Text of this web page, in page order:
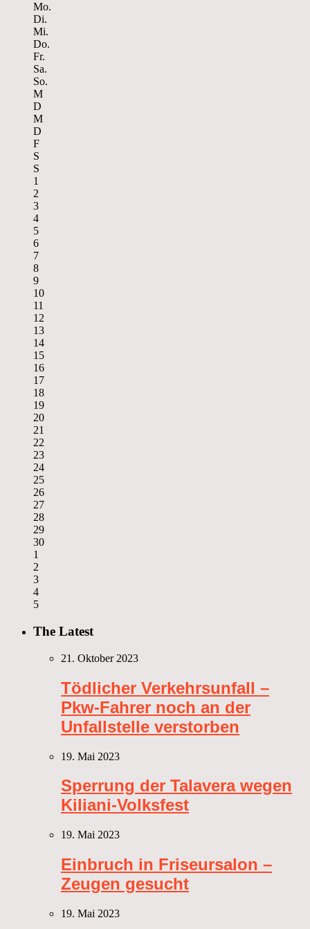
Mo.
Di.
Mi.
Do.
Fr.
Sa.
So.
M
D
M
D
F
S
S
1
2
3
4
5
6
7
8
9
10
11
12
13
14
15
16
17
18
19
20
21
22
23
24
25
26
27
28
29
30
1
2
3
4
5
The Latest
21. Oktober 2023
Tödlicher Verkehrsunfall –
Pkw-Fahrer noch an der
Unfallstelle verstorben
19. Mai 2023
Sperrung der Talavera wegen
Kiliani-Volksfest
19. Mai 2023
Einbruch in Friseursalon –
Zeugen gesucht
19. Mai 2023